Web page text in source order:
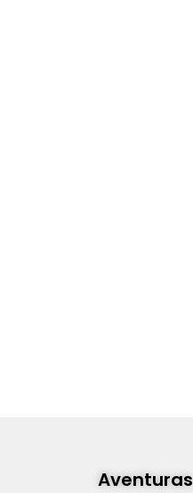
Aventuras